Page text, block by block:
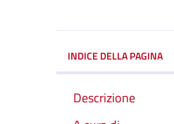
INDICE DELLA PAGINA
Descrizione